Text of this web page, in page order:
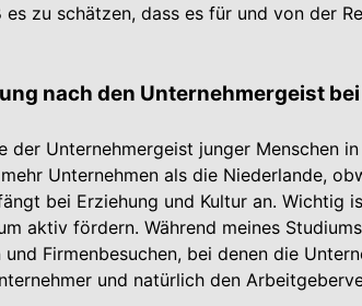
zu schätzen, dass es für und von der
nach den Unternehmergeist
der Unternehmergeist junger Menschen
Unter­nehmen als die Niederlande,
bei Erziehung und Kultur an. Wichtig
aktiv fördern. Während meines
Firmenbesuchen, bei denen die
und natürlich den